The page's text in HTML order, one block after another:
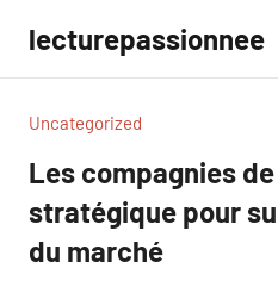
contenu
lecturepassionnee
Uncategorized
Les compagnies
stratégique pour
du marché